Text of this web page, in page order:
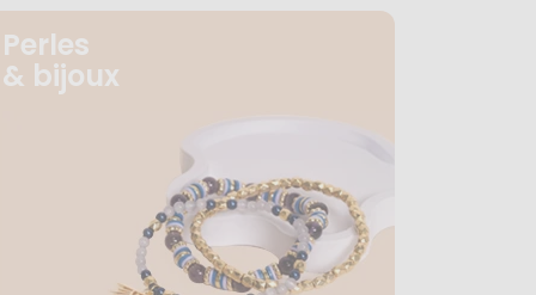
Perles
& bijoux